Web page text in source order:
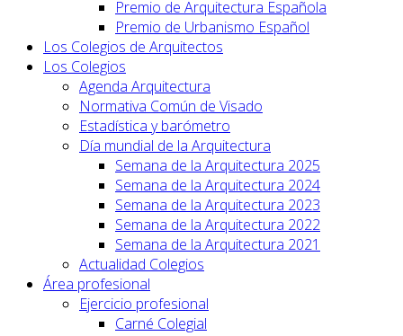
Premio de Arquitectura Española
Premio de Urbanismo Español
Los Colegios de Arquitectos
Los Colegios
Agenda Arquitectura
Normativa Común de Visado
Estadística y barómetro
Día mundial de la Arquitectura
Semana de la Arquitectura 2025
Semana de la Arquitectura 2024
Semana de la Arquitectura 2023
Semana de la Arquitectura 2022
Semana de la Arquitectura 2021
Actualidad Colegios
Área profesional
Ejercicio profesional
Carné Colegial